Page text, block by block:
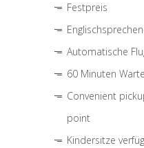
Festpreis
Automatische
60 Minuten
Convenient
point
Kindersitze